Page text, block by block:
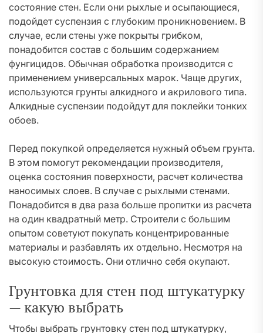
состояние стен. Если они рыхлые и осыпающиеся,
подойдет суспензия с глубоким проникновением. В
случае, если стены уже покрыты грибком,
понадобится состав с большим содержанием
фунгицидов. Обычная обработка производится с
применением универсальных марок. Чаще других,
используются грунты алкидного и акрилового типа.
Алкидные суспензии подойдут для поклейки тонких
обоев.
Перед покупкой определяется нужный объем грунта.
В этом помогут рекомендации производителя,
оценка состояния поверхности, расчет количества
наносимых слоев. В случае с рыхлыми стенами.
Понадобится в два раза больше пропитки из расчета
на один квадратный метр. Строители с большим
опытом советуют покупать концентрированные
материалы и разбавлять их отдельно. Несмотря на
высокую стоимость. Они отлично себя окупают.
Грунтовка для стен под штукатурку
— какую выбрать
Чтобы выбрать грунтовку стен под штукатурку,